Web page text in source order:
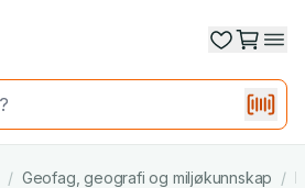
/ Geofag, geografi og miljøkunnskap /